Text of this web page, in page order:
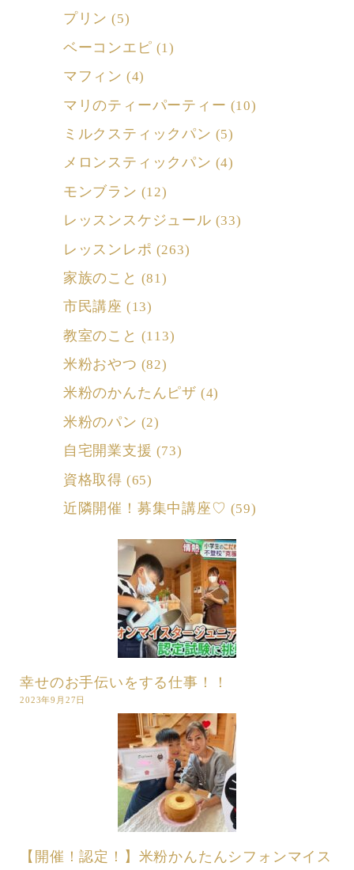
プリン (5)
ベーコンエピ (1)
マフィン (4)
マリのティーパーティー (10)
ミルクスティックパン (5)
メロンスティックパン (4)
モンブラン (12)
レッスンスケジュール (33)
レッスンレポ (263)
家族のこと (81)
市民講座 (13)
教室のこと (113)
米粉おやつ (82)
米粉のかんたんピザ (4)
米粉のパン (2)
自宅開業支援 (73)
資格取得 (65)
近隣開催！募集中講座♡ (59)
幸せのお手伝いをする仕事！！
2023年9月27日
【開催！認定！】米粉かんたんシフォンマイス